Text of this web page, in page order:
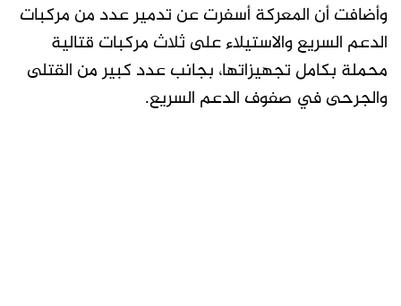
وأضافت أن المعركة أسفرت عن تدمير عدد من مركبات
الدعم السريع والاستيلاء على ثلاث مركبات قتالية
محملة بكامل تجهيزاتها، بجانب عدد كبير من القتلى
والجرحى في صفوف الدعم السريع.